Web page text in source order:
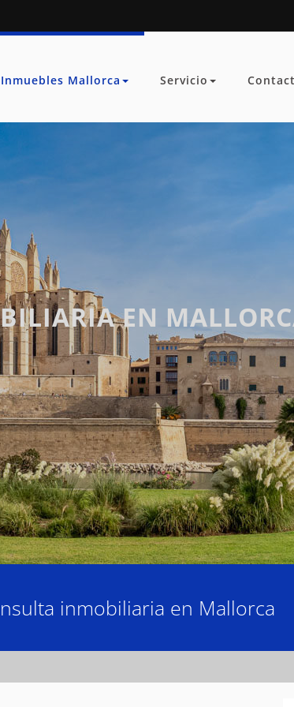
Inmuebles Mallorca Servicio
EN
inmobiliaria en Mallorca